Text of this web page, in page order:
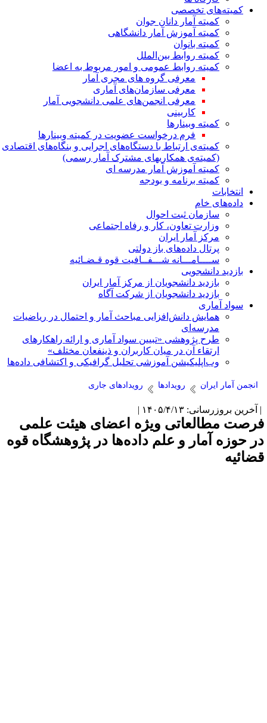
کمیته‌های تخصصی
کمیته آمار دانان جوان
کمیته آموزش آمار دانشگاهی
کمیته بانوان
کمیته روابط بین‌الملل
کمیته روابط عمومی و امور مربوط به اعضا
معرفی گروه های مجری آمار
معرفی سازمان‌های آماری
معرفی انجمن‌های علمی دانشجویی آمار
کاربینی
کمیته وبینارها
فرم درخواست عضویت در کمیته وبینارها
کمیته‌ی ارتباط با دستگاه‌های اجرایی و بنگاه‌های اقتصادی
(کمیته‌ی همکاریهای مشترک آمار رسمی)
کمیته آموزش آمار مدرسه ای
کمیته برنامه و بودجه
انتخابات
داده‌های خام
سازمان ثبت احوال
وزارت تعاون، کار و رفاه اجتماعی
مرکز آمار ایران
پرتال داده‌های باز دولتی
ســــامـــانه شـــفــافیت قوه قـضـائیه
بازدید دانشجویی
بازدید دانشجویان از مرکز آمار ایران
بازدید دانشجویان از شرکت آگاه
سواد آماری
همایش دانش‌افزایی مباحث آمار و احتمال در ریاضیات
مدرسه‌ای
طرح پژوهشی «تبیین سواد آماری و ارائه راهکارهای
ارتقاء آن در میان کاربران و ذینفعان مختلف»
وب‌اپلیکیشن آموزشی تحلیل گرافیکی و اکتشافی داده‌ها
انجمن آمار ایران رویدادها رویدادهای جاری
بروزرسانی: ۱۴۰۵/۴/۱۳ |
مطالعاتی ویژه اعضای هیئت علمی
حوزه آمار و علم داده‌ها در پژوهشگاه قوه